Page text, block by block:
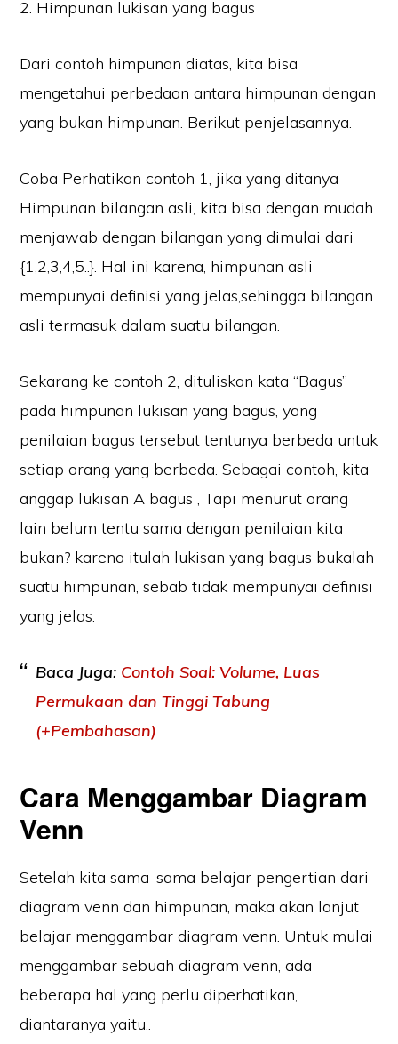
2. Himpunan lukisan yang bagus
Dari contoh himpunan diatas, kita bisa
mengetahui perbedaan antara himpunan dengan
yang bukan himpunan. Berikut penjelasannya.
Coba Perhatikan contoh 1, jika yang ditanya
Himpunan bilangan asli, kita bisa dengan mudah
menjawab dengan bilangan yang dimulai dari
{1,2,3,4,5..}. Hal ini karena, himpunan asli
mempunyai definisi yang jelas,sehingga bilangan
asli termasuk dalam suatu bilangan.
Sekarang ke contoh 2, dituliskan kata “Bagus”
pada himpunan lukisan yang bagus, yang
penilaian bagus tersebut tentunya berbeda untuk
setiap orang yang berbeda. Sebagai contoh, kita
anggap lukisan A bagus , Tapi menurut orang
lain belum tentu sama dengan penilaian kita
bukan? karena itulah lukisan yang bagus bukalah
suatu himpunan, sebab tidak mempunyai definisi
yang jelas.
Baca Juga: Contoh Soal: Volume, Luas
Permukaan dan Tinggi Tabung
(+Pembahasan)
Cara Menggambar Diagram
Venn
Setelah kita sama-sama belajar pengertian dari
diagram venn dan himpunan, maka akan lanjut
belajar menggambar diagram venn. Untuk mulai
menggambar sebuah diagram venn, ada
beberapa hal yang perlu diperhatikan,
diantaranya yaitu..